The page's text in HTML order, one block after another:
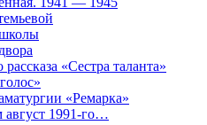
«Сестра таланта»
«Ремарка»
1991-го…